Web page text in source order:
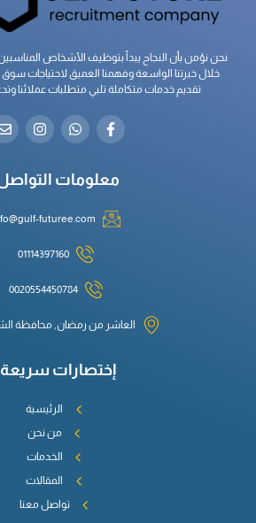
نحن نؤمن بأن النجاح يبدأ بتوظيف الأشخاص
خلال خبرتنا الواسعة وفهمنا العميق لاحتياجات
تقديم خدمات متكاملة تلبي متطلبات عملائنا
معلومات
futuree.com
01114397160
0020554450784
العاشر من رمضان, محافظة
إختصارات سريعة
الرئيسية
من نحن
الخدمات
المقالات
تواصل معنا